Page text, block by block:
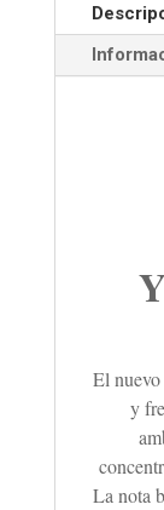
El
y
La nota